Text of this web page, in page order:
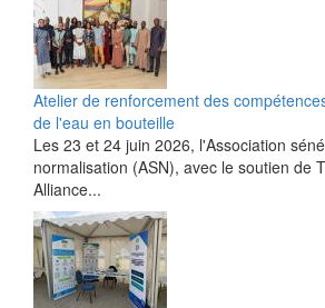
Atelier de renforcement des
de l'eau en bouteille
Les 23 et 24 juin 2026, l'Association
normalisation (ASN), avec le soutien de
Alliance...